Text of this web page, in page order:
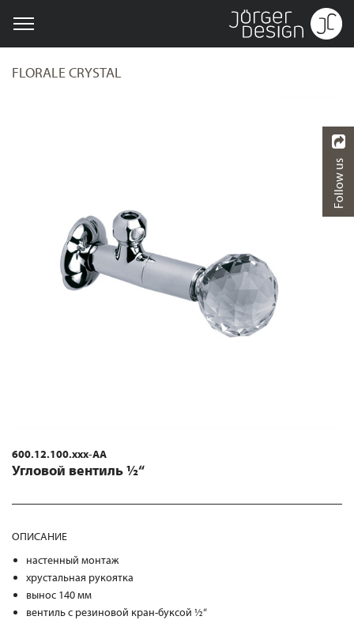
FLORALE CRYSTAL
600.12.100.xxx-AA
Угловой вентиль ½“
ОПИСАНИЕ
настенный монтаж
хрустальная рукоятка
вынос 140 мм
вентиль с резиновой кран-буксой ½“
Follow us